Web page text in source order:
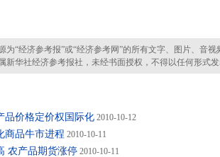
“经济参考报”或“经济参考网”的所有文字、图片、音视
新华社经济参考报社，未经书面授权，不得以任何形式
品价格定价权国际化 2010-10-12
商品牛市进程 2010-10-11
农产品期货涨停 2010-10-11